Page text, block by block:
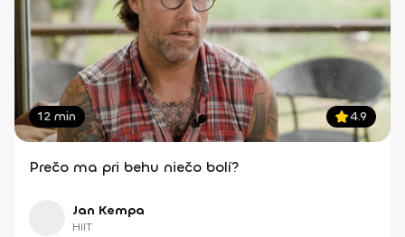
12 min 4.9
Prečo ma pri behu niečo bolí?
Jan Kempa
HIIT